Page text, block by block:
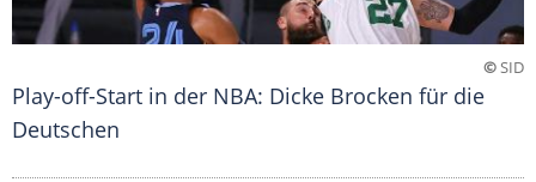
©SID
Play-off-Start in der NBA: Dicke Brocken für die
Deutschen